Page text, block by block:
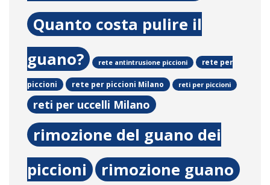
Quanto costa pulire il
guano?
rete antintrusione piccioni rete per
piccioni rete per piccioni Milano reti per piccioni
reti per uccelli Milano
rimozione del guano dei
piccioni
rimozione guano